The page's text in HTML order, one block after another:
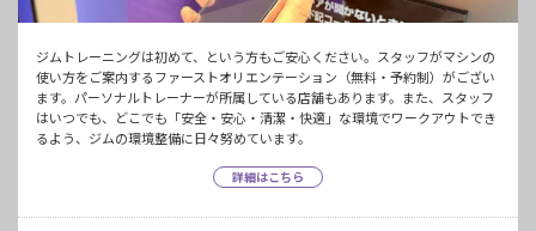
ジムトレーニングは初めて、という方もご安心ください。スタッフがマシンの
使い方をご案内するファーストオリエンテーション（無料・予約制）がござい
ます。パーソナルトレーナーが所属している店舗もあります。また、スタッフ
はいつでも、どこでも「安全・安心・清潔・快適」な環境でワークアウトでき
るよう、ジムの環境整備に日々努めています。
詳細はこちら